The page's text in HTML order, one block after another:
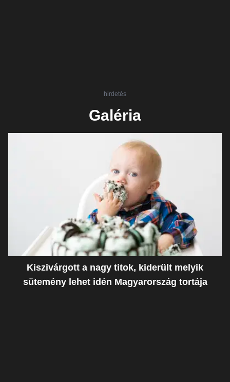
hirdetés
Galéria
Kiszivárgott a nagy titok, kiderült melyik
sütemény lehet idén Magyarország tortája